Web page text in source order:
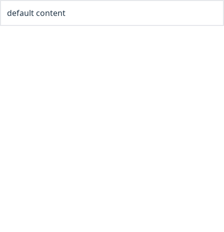
default content